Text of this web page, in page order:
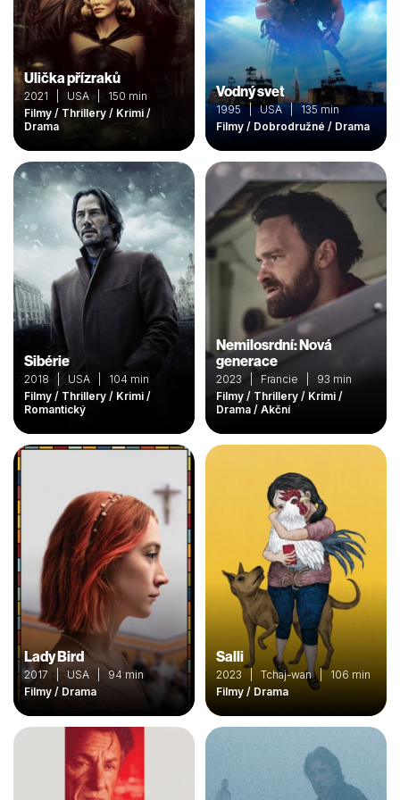
Ulička přízraků
2021 | USA | 150 min
Filmy / Thrillery / Krimi /
Drama
Vodný svet
1995 | USA | 135 min
Filmy / Dobrodružné / Drama
Sibérie
2018 | USA | 104 min
Filmy / Thrillery / Krimi /
Romantický
Nemilosrdní: Nová
generace
2023 | Francie | 93 min
Filmy / Thrillery / Krimi /
Drama / Akční
Lady Bird
2017 | USA | 94 min
Filmy / Drama
Salli
2023 | Tchaj-wan | 106 min
Filmy / Drama